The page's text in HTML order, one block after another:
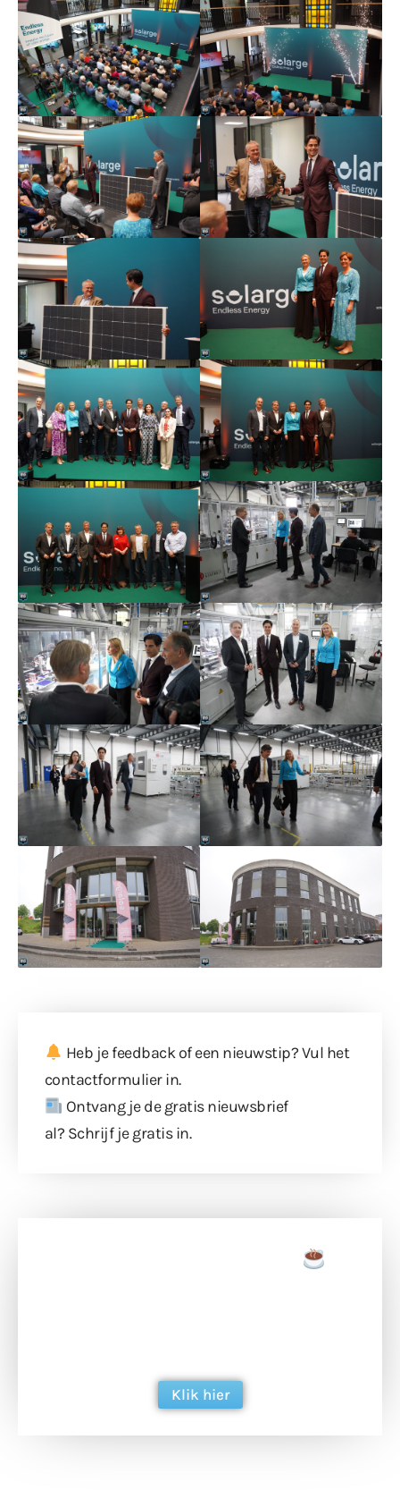
Heb je feedback of een nieuwstip? Vul het
contactformulierin.
Ontvang je de gratis nieuwsbrief
al? Schrijf je gratis in.
Klik hier